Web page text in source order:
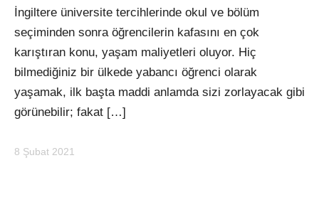
İngiltere üniversite tercihlerinde okul ve bölüm
seçiminden sonra öğrencilerin kafasını en çok
karıştıran konu, yaşam maliyetleri oluyor. Hiç
bilmediğiniz bir ülkede yabancı öğrenci olarak
yaşamak, ilk başta maddi anlamda sizi zorlayacak gibi
görünebilir; fakat […]
8 Şubat 2021